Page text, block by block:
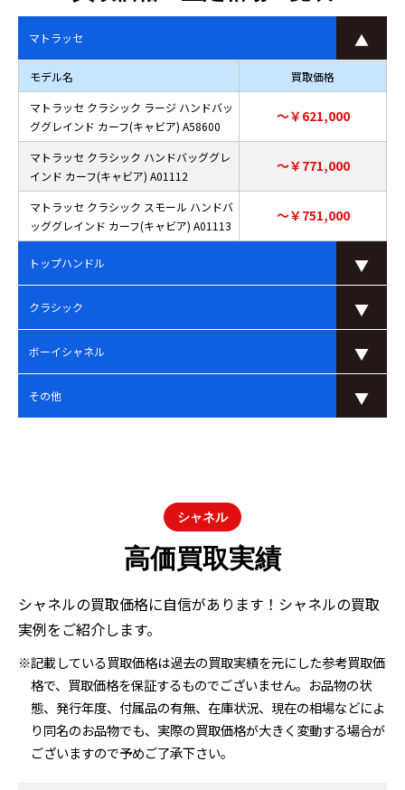
マトラッセ
モデル名
買取価格
マトラッセ クラシック ラージ ハンドバッ
ググレインド カーフ(キャビア) A58600
～￥621,000
マトラッセ クラシック ハンドバッググレ
インド カーフ(キャビア) A01112
～￥771,000
マトラッセ クラシック スモール ハンドバ
ッググレインド カーフ(キャビア) A01113
～￥751,000
トップハンドル
クラシック
ボーイシャネル
その他
シャネル
高価買取実績
シャネルの買取価格に自信があります！シャネルの買取
実例をご紹介します。
※記載している買取価格は過去の買取実績を元にした参考買取価
格で、買取価格を保証するものでございません。お品物の状
態、発行年度、付属品の有無、在庫状況、現在の相場などによ
り同名のお品物でも、実際の買取価格が大きく変動する場合が
ございますので予めご了承下さい。